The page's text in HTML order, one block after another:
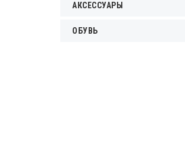
АКСЕССУАРЫ
ОБУВЬ